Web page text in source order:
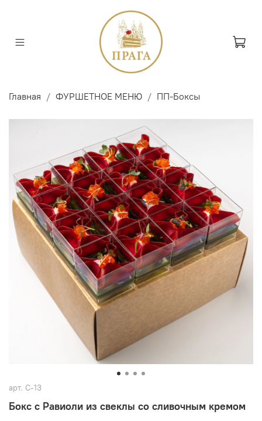
Главная ФУРШЕТНОЕ МЕНЮ ПП-Боксы
арт. С-13
Бокс с Равиоли из свеклы со сливочным кремом